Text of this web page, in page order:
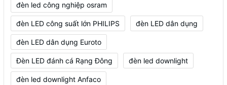
đèn led công nghiệp osram
đèn LED công suất lớn PHILIPS đèn LED dân dụng
đèn LED dân dụng Euroto
Đèn LED đánh cá Rạng Đông đèn led downlight
đèn led downlight Anfaco